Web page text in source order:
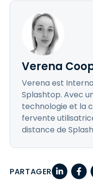
Verena
Verena est
Splashtop. Avec
technologie et la
fervente
distance de
PARTAGER